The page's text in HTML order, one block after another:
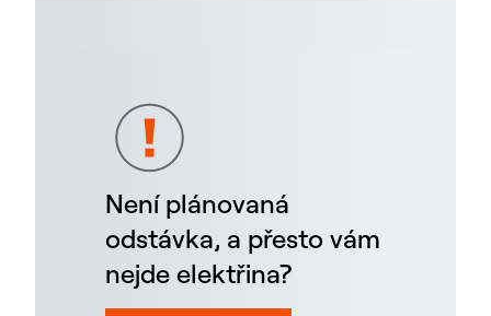
Není plánovaná
odstávka, a přesto vám
nejde elektřina?